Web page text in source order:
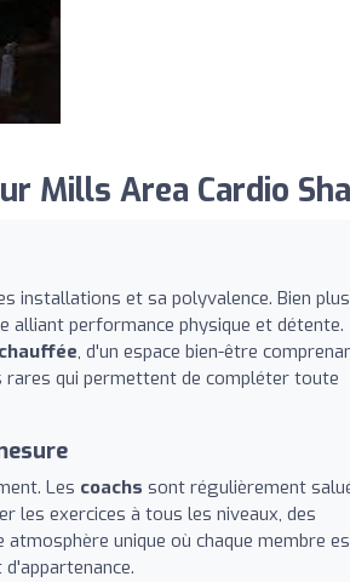
Mills Area Cardio
installations et sa polyvalence. Bien plus
alliant performance physique et détente.
, d'un espace bien-être
rares qui permettent de compléter toute
Les coachs sont régulièrement
les exercices à tous les niveaux, des
unique où chaque membre